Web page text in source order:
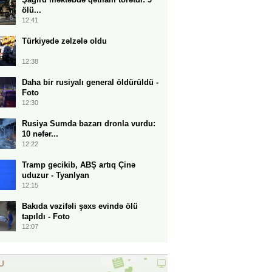
ölü...
12:41
Türkiyədə zəlzələ oldu
12:38
Daha bir rusiyalı general öldürüldü -
Foto
12:30
Rusiya Sumda bazarı dronla vurdu:
10 nəfər...
12:22
Tramp gecikib, ABŞ artıq Çinə
uduzur - Tyanlyan
12:15
Bakıda vəzifəli şəxs evində ölü
tapıldı - Foto
12:07